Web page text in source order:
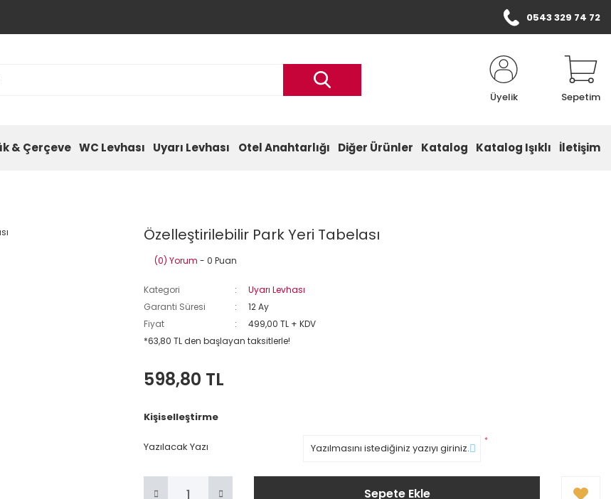
0543 329 74 72
Üyelik Sepetim
& Çerçeve WC Levhası Uyarı Levhası Otel Anahtarlığı Diğer Ürünler Katalog Katalog Işıklı İletişim
Özelleştirilebilir Park Yeri Tabelası
(0) Yorum - 0 Puan
Kategori
Uyarı Levhası
Garanti Süresi
12 Ay
Fiyat
499,00 TL + KDV
*63,80 TL den başlayan taksitlerle!
598,80 TL
Kişiselleştirme
Yazılacak Yazı *
Sepete Ekle